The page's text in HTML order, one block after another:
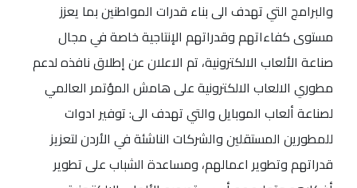
والبرامج التي تهدف الى بناء قدرات المواطنين بما يعزز
مستوى كفاءاتهم وقدراتهم الإنتاجية خاصة في مجال
صناعة الألعاب الالكترونية، تم الاعلان عن إطلاق نافذه لدعم
مطوري الالعاب الالكترونية على هامش المؤتمر العالمي
لصناعة ألعاب الموبايل والتي تهدف الى: توفير ادوات
للمطورين المستقلين والشركات الناشئة في الأردن لتعزيز
قدراتهم وتطوير اعمالهم، ومساعدة الشباب على تطوير